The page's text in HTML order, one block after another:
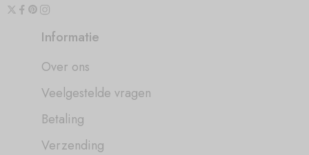
Informatie
Over ons
Veelgestelde vragen
Betaling
Verzending